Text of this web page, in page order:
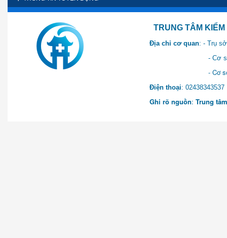
TRUNG TÂM KIỂM SOÁT
Địa chỉ cơ quan: - Trụ
- Cơ sở 2: Khu Hành
- Cơ sở 3: Số 1 Ngõ 2
Điện thoại:
Ghi rõ nguồn: Trung